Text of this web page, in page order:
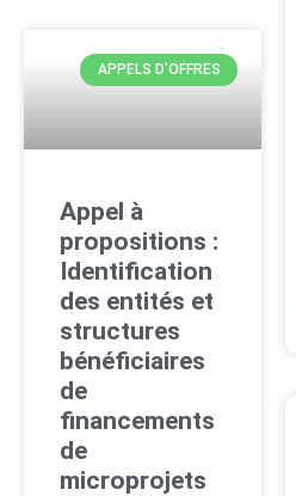
APPELS D'OFFRES
Appel à
propositions :
Identification
des entités et
structures
bénéficiaires
de
financements
de
microprojets